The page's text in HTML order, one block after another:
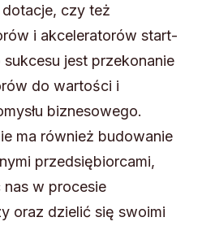
czy też
i akceleratorów start-
jest przekonanie
do wartości i
biznesowego.
ma również budowanie
przedsiębiorcami,
w procesie
oraz dzielić się swoimi